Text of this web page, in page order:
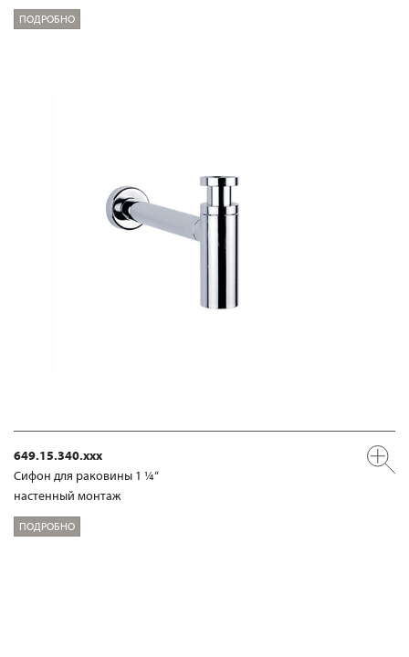
ПОДРОБНО
649.15.340.xxx
Сифон для раковины 1 ¼“
настенный монтаж
ПОДРОБНО